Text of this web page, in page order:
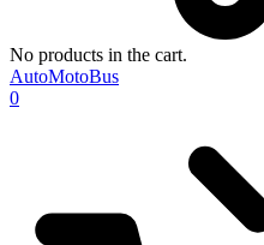
No products in the cart.
AutoMotoBus
0